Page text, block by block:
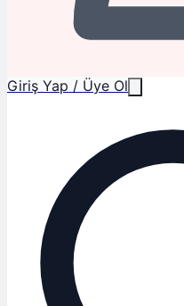
Giriş Yap / Üye Ol